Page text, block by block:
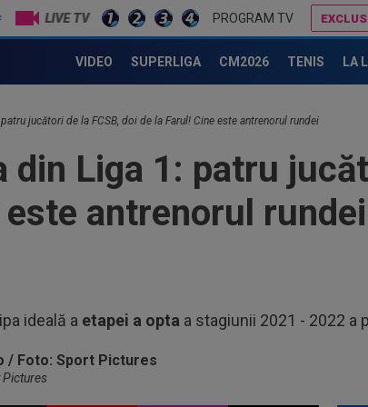
LIVE TV PROGRAM TV
VIDEO SUPERLIGA CM2026 TENIS LA
jucători de la FCSB, doi de la Farul! Cine este antrenorul rundei
din Liga 1: patru
antrenorul rundei
ideală a etapei a opta a stagiunii 2021 - 2022 a
Pictures
dar